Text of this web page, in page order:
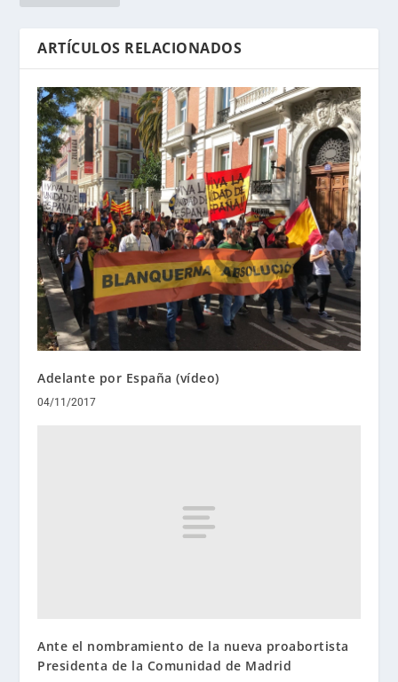
ARTÍCULOS RELACIONADOS
Adelante por España (vídeo)
04/11/2017
Ante el nombramiento de la nueva proabortista
Presidenta de la Comunidad de Madrid